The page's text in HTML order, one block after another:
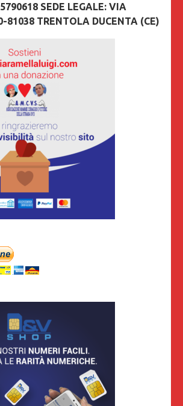
SEDE LEGALE: VIA
81038 TRENTOLA DUCENTA (CE)